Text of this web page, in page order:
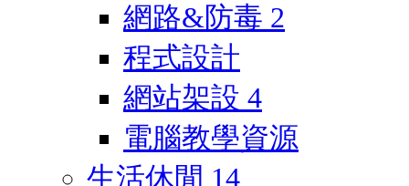
網路&防毒 2
程式設計
網站架設 4
電腦教學資源
生活休閒 14